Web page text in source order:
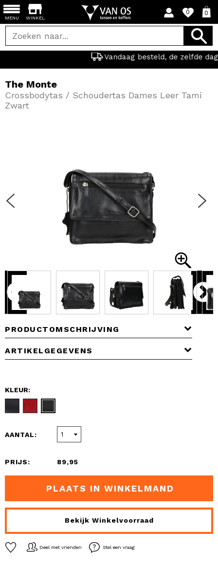
WINKEL
0 0
Vandaag besteld, de zelfde dag verzonden.
MENU
PRODUCTOMSCHRIJVING
ARTIKELGEGEVENS
The Monte
Crossbodytas / Schoudertas Dames Leer Tami
Zwart
KLEUR:
AANTAL:
PRIJS: 89,95
PLAATS IN WINKELMAND
Bekijk Winkelvoorraad
Deel met vrienden Stel een vraag